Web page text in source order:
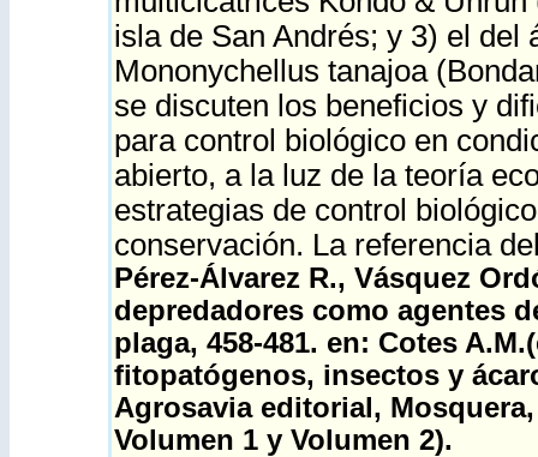
isla de San Andrés; y 3) el
Mononychellus tanajoa
se discuten los beneficios y
para control biológico en
abierto, a la luz de la teoría
estrategias de control
conservación. La referencia
Pérez-Álvarez R., Vásquez
depredadores como agentes
plaga, 458-481. en: Cotes
fitopatógenos, insectos y
Agrosavia editorial,
Volumen 1 y Volumen 2).